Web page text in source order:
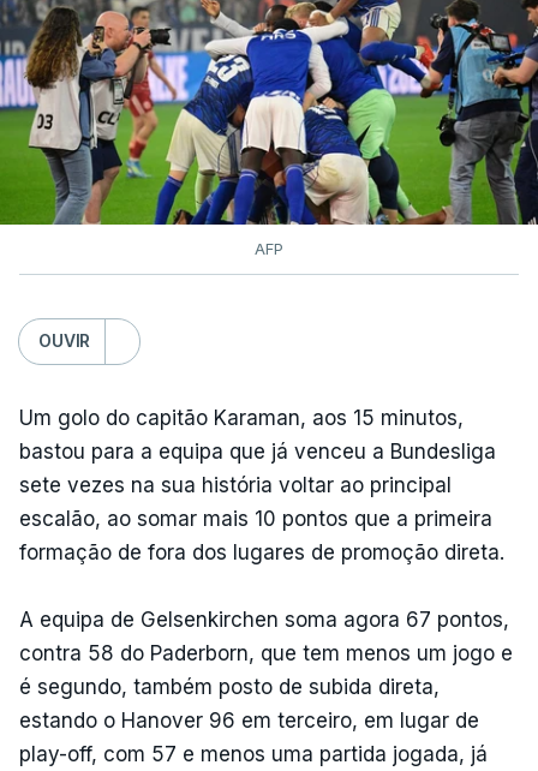
AFP
OUVIR
Um golo do capitão Karaman, aos 15 minutos,
bastou para a equipa que já venceu a Bundesliga
sete vezes na sua história voltar ao principal
escalão, ao somar mais 10 pontos que a primeira
formação de fora dos lugares de promoção direta.
A equipa de Gelsenkirchen soma agora 67 pontos,
contra 58 do Paderborn, que tem menos um jogo e
é segundo, também posto de subida direta,
estando o Hanover 96 em terceiro, em lugar de
play-off, com 57 e menos uma partida jogada, já